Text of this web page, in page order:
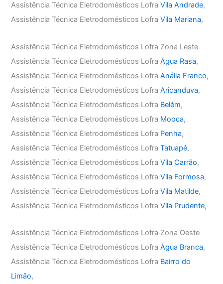
Assistência Técnica Eletrodomésticos LofraVila Andrade,
Assistência Técnica Eletrodomésticos LofraVila Mariana,
Assistência Técnica Eletrodomésticos Lofra Zona Leste
Assistência Técnica Eletrodomésticos LofraÁgua Rasa,
Assistência Técnica Eletrodomésticos LofraAnália Franco,
Assistência Técnica Eletrodomésticos LofraAricanduva,
Assistência Técnica Eletrodomésticos Lofra Belém,
Assistência Técnica Eletrodomésticos Lofra Mooca,
Assistência Técnica Eletrodomésticos Lofra Penha,
Assistência Técnica Eletrodomésticos LofraTatuapé,
Assistência Técnica Eletrodomésticos LofraVila Carrão,
Assistência Técnica Eletrodomésticos LofraVila Formosa,
Assistência Técnica Eletrodomésticos LofraVila Matilde,
Assistência Técnica Eletrodomésticos LofraVila Prudente,
Assistência Técnica Eletrodomésticos Lofra Zona Oeste
Assistência Técnica Eletrodomésticos LofraÁgua Branca,
Assistência Técnica Eletrodomésticos Lofra Bairro do
Limão,